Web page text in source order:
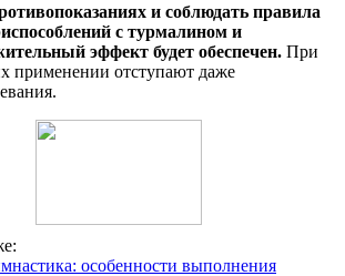
и соблюдать правила
с турмалином и
эффект будет обеспечен. При
применении отступают даже
особенности выполнения